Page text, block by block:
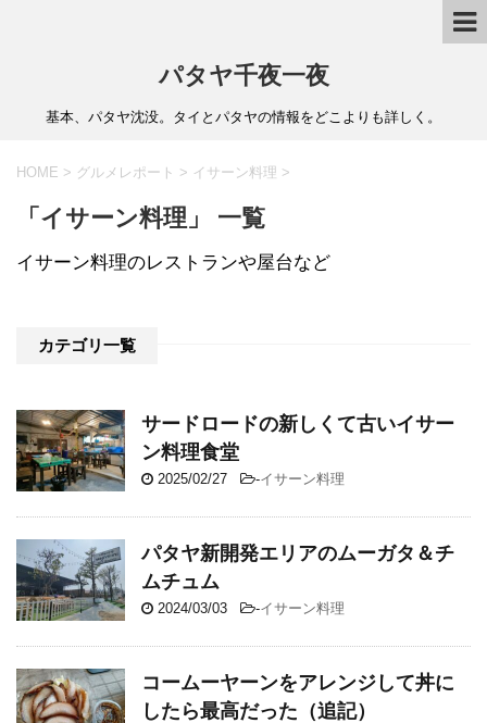
パタヤ千夜一夜
基本、パタヤ沈没。タイとパタヤの情報をどこよりも詳しく。
HOME > グルメレポート > イサーン料理 >
「イサーン料理」 一覧
イサーン料理のレストランや屋台など
カテゴリ一覧
サードロードの新しくて古いイサー
ン料理食堂
2025/02/27 -イサーン料理
パタヤ新開発エリアのムーガタ＆チ
ムチュム
2024/03/03 -イサーン料理
コームーヤーンをアレンジして丼に
したら最高だった（追記）